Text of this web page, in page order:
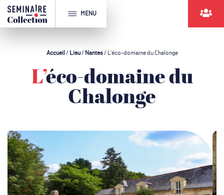
MENU
Accueil / Lieu/ Nantes/ L’éco-domaine du Chalonge
L’éco-domaine du
Chalonge